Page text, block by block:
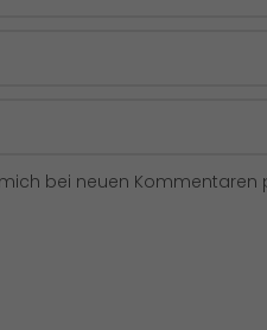
bei neuen Kommentaren